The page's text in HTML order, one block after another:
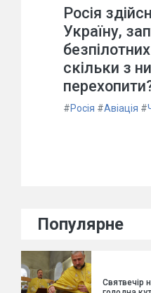
Росія
Україну,
скільки з
#Росія #Авіація #
Популярне
Святвечір